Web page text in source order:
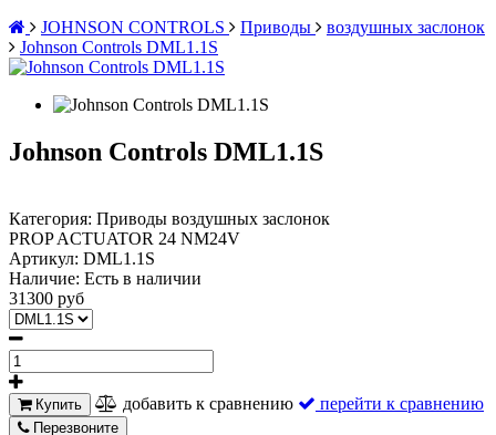
JOHNSON CONTROLS
Приводы
воздушных заслонок
Johnson Controls DML1.1S
Johnson Controls DML1.1S
Категория: Приводы воздушных заслонок
PROP ACTUATOR 24 NM24V
Артикул: DML1.1S
Наличие: Есть в наличии
31300 руб
Купить добавить к сравнению перейти к сравнению
Перезвоните